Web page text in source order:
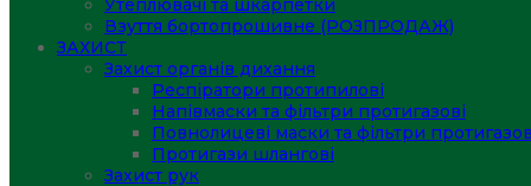
Утеплювачі та шкарпетки
Взуття бортопрошивне (РОЗПРОДАЖ)
ЗАХИСТ
Захист органів дихання
Респіратори протипилові
Напівмаски та фільтри протигазові
Повнолицеві маски та фільтри
Протигази шлангові
Захист рук